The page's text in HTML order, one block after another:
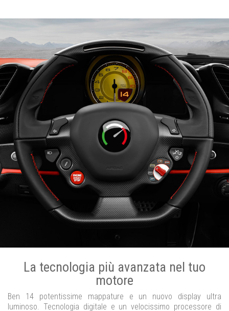
La tecnologia più avanzata nel tuo
motore
Ben 14 potentissime mappature e un nuovo display ultra
luminoso. Tecnologia digitale e un velocissimo processore di